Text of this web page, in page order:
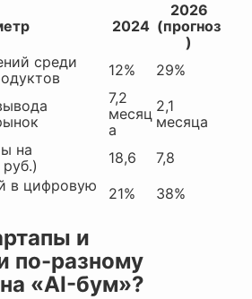
2024
2026
(прогноз
)
среди
12%
29%
7,2
месяц
а
2,1
месяца
на
18,6
7,8
в цифровую
21% 38%
и
по-разному
«AI-бум»?